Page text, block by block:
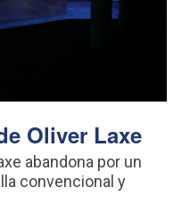
Oliver Laxe
abandona por un
convencional y